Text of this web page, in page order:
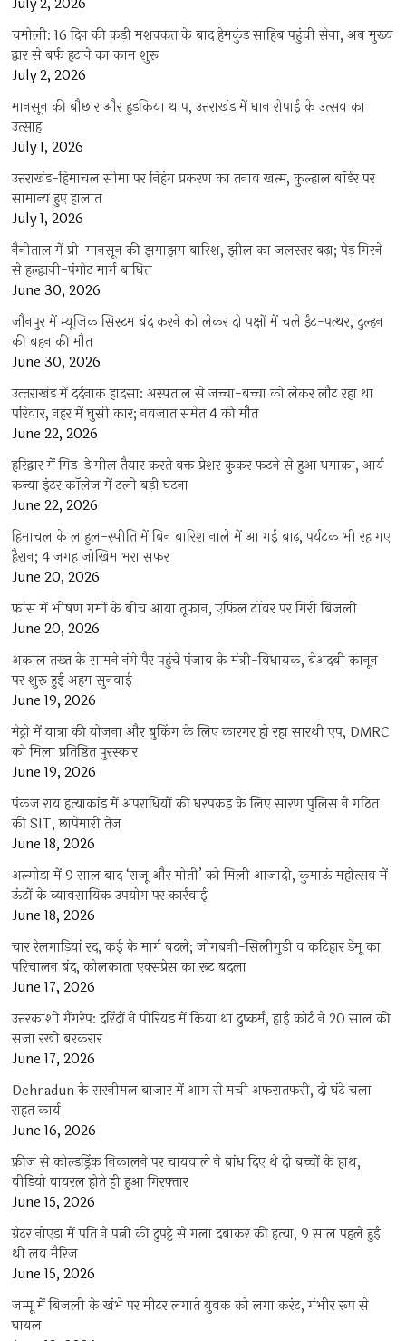
July 2, 2026
चमोली: 16 दिन की कड़ी मशक्कत के बाद हेमकुंड साहिब पहुंची सेना, अब मुख्य
द्वार से बर्फ हटाने का काम शुरू
July 2, 2026
मानसून की बौछार और हुड़किया थाप, उत्तराखंड में धान रोपाई के उत्सव का
उत्साह
July 1, 2026
उत्तराखंड-हिमाचल सीमा पर निहंग प्रकरण का तनाव खत्म, कुल्हाल बॉर्डर पर
सामान्य हुए हालात
July 1, 2026
नैनीताल में प्री-मानसून की झमाझम बारिश, झील का जलस्तर बढ़ा; पेड़ गिरने
से हल्द्वानी-पंगोट मार्ग बाधित
June 30, 2026
जौनपुर में म्यूजिक सिस्टम बंद करने को लेकर दो पक्षों में चले ईंट-पत्थर, दुल्हन
की बहन की मौत
June 30, 2026
उत्‍तराखंड में दर्दनाक हादसा: अस्पताल से जच्चा-बच्चा को लेकर लौट रहा था
परिवार, नहर में घुसी कार; नवजात समेत 4 की मौत
June 22, 2026
हरिद्वार में मिड-डे मील तैयार करते वक्त प्रेशर कुकर फटने से हुआ धमाका, आर्य
कन्या इंटर कॉलेज में टली बड़ी घटना
June 22, 2026
हिमाचल के लाहुल-स्पीति में बिन बारिश नाले में आ गई बाढ़, पर्यटक भी रह गए
हैरान; 4 जगह जोखिम भरा सफर
June 20, 2026
फ्रांस में भीषण गर्मी के बीच आया तूफान, एफिल टॉवर पर गिरी बिजली
June 20, 2026
अकाल तख्त के सामने नंगे पैर पहुंचे पंजाब के मंत्री-विधायक, बेअदबी कानून
पर शुरू हुई अहम सुनवाई
June 19, 2026
मेट्रो में यात्रा की योजना और बुकिंग के लिए कारगर हो रहा सारथी एप, DMRC
को मिला प्रतिष्ठित पुरस्कार
June 19, 2026
पंकज राय हत्याकांड में अपराधियों की धरपकड़ के लिए सारण पुलिस ने गठित
की SIT, छापेमारी तेज
June 18, 2026
अल्मोड़ा में 9 साल बाद ‘राजू और मोती’ को मिली आजादी, कुमाऊं महोत्सव में
ऊंटों के व्यावसायिक उपयोग पर कार्रवाई
June 18, 2026
चार रेलगाड़ियां रद, कई के मार्ग बदले; जोगबनी-सिलीगुड़ी व कटिहार डेमू का
परिचालन बंद, कोलकाता एक्सप्रेस का रूट बदला
June 17, 2026
उत्तरकाशी गैंगरेप: दरिंदों ने पीरियड में किया था दुष्कर्म, हाई कोर्ट ने 20 साल की
सजा रखी बरकरार
June 17, 2026
Dehradun के सरनीमल बाजार में आग से मची अफरातफरी, दो घंटे चला
राहत कार्य
June 16, 2026
फ्रीज से कोल्डड्रिंक निकालने पर चायवाले ने बांध दिए थे दो बच्चों के हाथ,
वीडियो वायरल होते ही हुआ गिरफ्तार
June 15, 2026
ग्रेटर नोएडा में पति ने पत्नी की दुपट्टे से गला दबाकर की हत्या, 9 साल पहले हुई
थी लव मैरिज
June 15, 2026
जम्मू में बिजली के खंभे पर मीटर लगाते युवक को लगा करंट, गंभीर रूप से
घायल